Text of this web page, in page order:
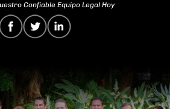
Confiable Equipo Legal Hoy